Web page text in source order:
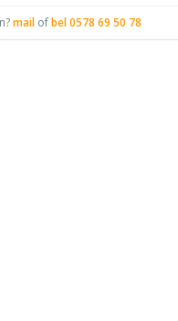
mail ofbel 0578 69 50 78